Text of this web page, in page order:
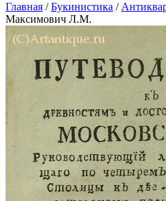
Главная / Букинистика /
Максимович Л.М.